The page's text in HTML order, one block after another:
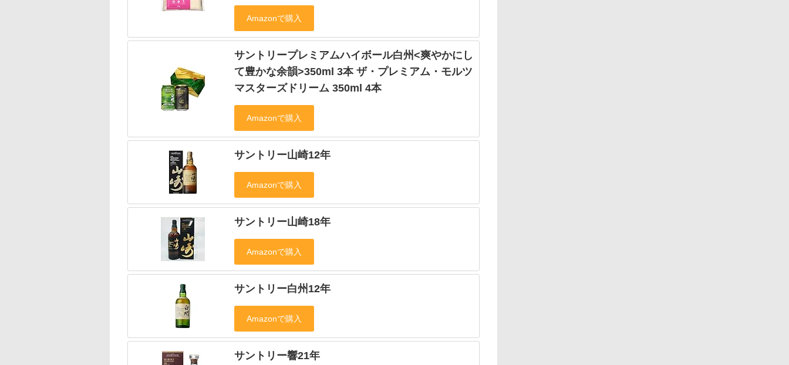
サントリープレミアムハイボール白州<爽やかにし
て豊かな余韻>350ml 3本 ザ・プレミアム・モルツ
マスターズドリーム 350ml 4本
サントリー山崎12年
サントリー山崎18年
サントリー白州12年
サントリー響21年